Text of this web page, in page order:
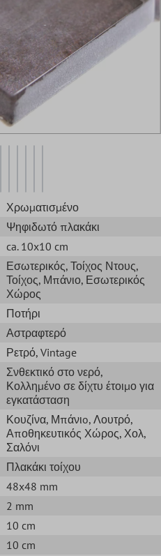
Χρωματισμένο
Ψηφιδωτό πλακάκι
ca. 10x10 cm
Εσωτερικός, Τοίχος Ντους,
Τοίχος, Μπάνιο, Εσωτερικός
Χώρος
Ποτήρι
Αστραφτερό
Ρετρό, Vintage
Σνθεκτικό στο νερό,
Κολλημένο σε δίχτυ έτοιμο για
εγκατάσταση
Κουζίνα, Μπάνιo, Λουτρό,
Αποθηκευτικός Χώρος, Χολ,
Σαλόνι
Πλακάκι τοίχου
48x48 mm
2 mm
10 cm
10 cm